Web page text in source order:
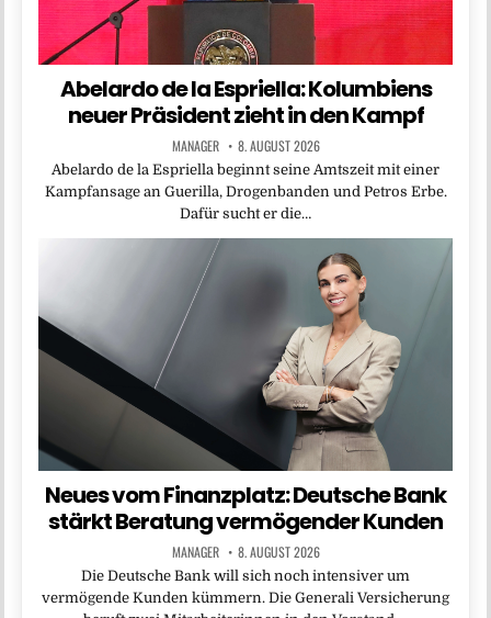
Abelardo de la Espriella: Kolumbiens
neuer Präsident zieht in den Kampf
MANAGER 8. AUGUST 2026
Abelardo de la Espriella beginnt seine Amtszeit mit einer
Kampfansage an Guerilla, Drogenbanden und Petros Erbe.
Dafür sucht er die…
Neues vom Finanzplatz: Deutsche Bank
stärkt Beratung vermögender Kunden
MANAGER 8. AUGUST 2026
Die Deutsche Bank will sich noch intensiver um
vermögende Kunden kümmern. Die Generali Versicherung